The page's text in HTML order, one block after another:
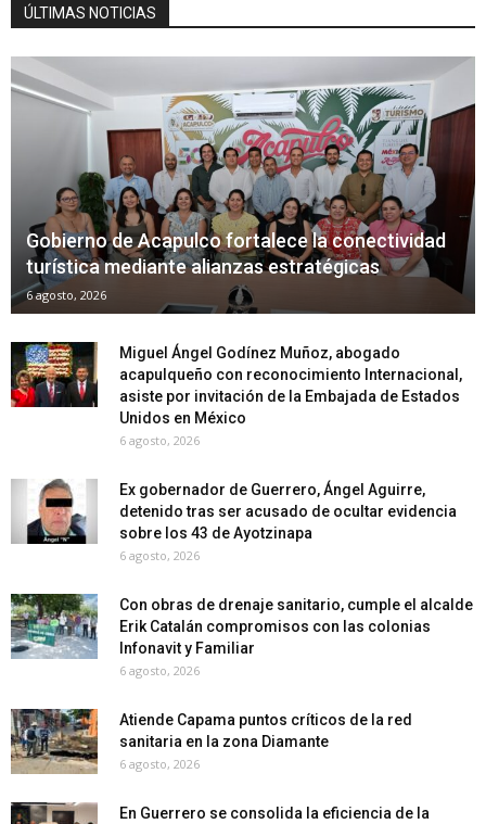
ÚLTIMAS NOTICIAS
Gobierno de Acapulco fortalece la conectividad
turística mediante alianzas estratégicas
6 agosto, 2026
Miguel Ángel Godínez Muñoz, abogado
acapulqueño con reconocimiento Internacional,
asiste por invitación de la Embajada de Estados
Unidos en México
6 agosto, 2026
Ex gobernador de Guerrero, Ángel Aguirre,
detenido tras ser acusado de ocultar evidencia
sobre los 43 de Ayotzinapa
6 agosto, 2026
Con obras de drenaje sanitario, cumple el alcalde
Erik Catalán compromisos con las colonias
Infonavit y Familiar
6 agosto, 2026
Atiende Capama puntos críticos de la red
sanitaria en la zona Diamante
6 agosto, 2026
En Guerrero se consolida la eficiencia de la